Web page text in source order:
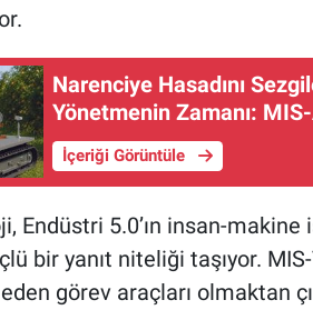
Narenciye Hasadını
Yönetmenin Zamanı:
İçeriği Görüntüle
Endüstri 5.0’ın insan-
bir yanıt niteliği taşıyor.
görev araçları olmaktan